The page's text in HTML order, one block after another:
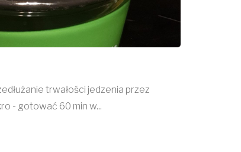
trwałości jedzenia przez
- gotować 60 min w...